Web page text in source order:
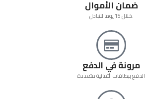
ضمان الأموال
خلال 15 يوما للتبادل.
مرونة في الدفع
الدفع ببطاقات ائتمانية متعددة